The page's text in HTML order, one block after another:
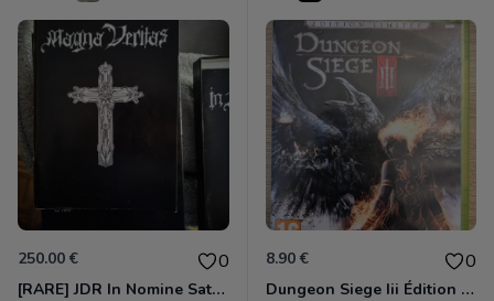
250.00 € 0
[RARE] JDR In Nomine Satanis / Magna Veritas – 1ère Édition BOÎTE (DOS BLANC, 1989) - CROC / Siroz
8.90 € 0
Dungeon Siege Iii Édition Limitée - Vf Intégrale Xbox 360